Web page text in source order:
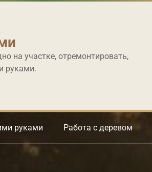
на участке, отремонтировать,
руками.
руками Работа с деревом